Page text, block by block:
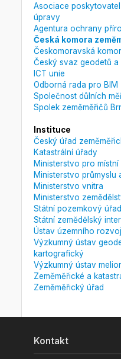
Asociace
úpravy
Agentura ochrany
Česká komora
Českomoravská
Český svaz geodetů a
ICT unie
Odborná rada pro BIM
Společnost důlních
Spolek zeměměřičů
Instituce
Český úřad
Katastrální úřady
Ministerstvo pro
Ministerstvo průmyslu
Ministerstvo vnitra
Ministerstvo
Státní pozemkový úřad
Státní zemědělský
Ústav územního
Výzkumný ústav
kartografický
Výzkumný ústav
Zeměměřické a
Zeměměřický úřad
Kontakt